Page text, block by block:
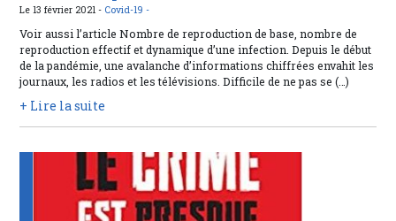
Le 13 février 2021 - Covid-19 -
Voir aussi l’article Nombre de reproduction de base, nombre de
reproduction effectif et dynamique d’une infection. Depuis le début
de la pandémie, une avalanche d’informations chiffrées envahit les
journaux, les radios et les télévisions. Difficile de ne pas se (…)
+ Lire la suite